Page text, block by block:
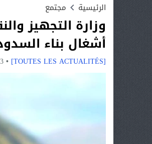
الرئيسية مجتمع
وزارة التجهيز
أشغال بناء
[TOUTES LES ACTUALITÉS]
13